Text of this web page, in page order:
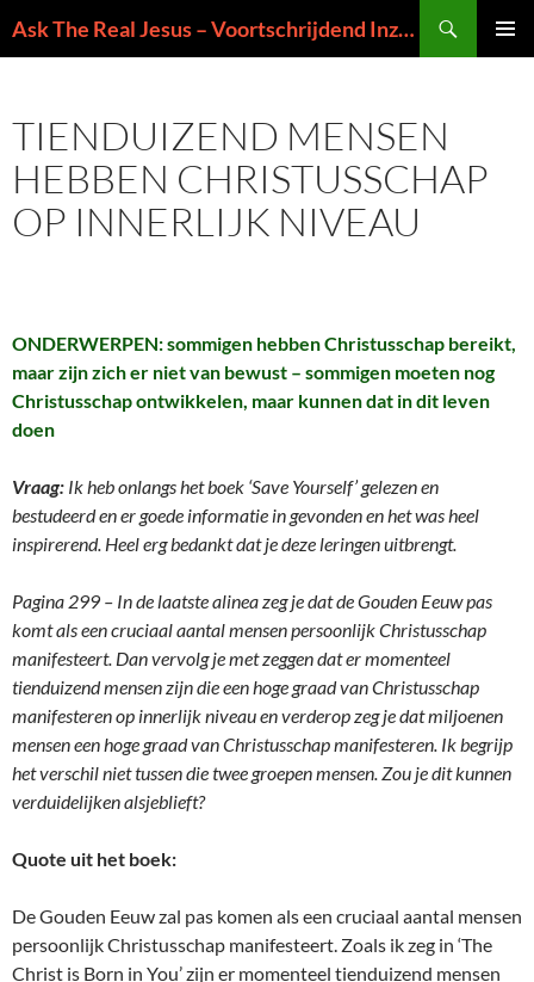
naar
Ask The Real Jesus – Voortschrijdend Inzicht in de Zin van het Leven
TIENDUIZEND MENSEN
HEBBEN CHRISTUSSCHAP
OP INNERLIJK NIVEAU
ONDERWERPEN: sommigen hebben Christusschap bereikt,
maar zijn zich er niet van bewust – sommigen moeten nog
Christusschap ontwikkelen, maar kunnen dat in dit leven
doen
Vraag: Ik heb onlangs het boek ‘Save Yourself’ gelezen en
bestudeerd en er goede informatie in gevonden en het was heel
inspirerend. Heel erg bedankt dat je deze leringen uitbrengt.
Pagina 299 – In de laatste alinea zeg je dat de Gouden Eeuw pas
komt als een cruciaal aantal mensen persoonlijk Christusschap
manifesteert. Dan vervolg je met zeggen dat er momenteel
tienduizend mensen zijn die een hoge graad van Christusschap
manifesteren op innerlijk niveau en verderop zeg je dat miljoenen
mensen een hoge graad van Christusschap manifesteren. Ik begrijp
het verschil niet tussen die twee groepen mensen. Zou je dit kunnen
verduidelijken alsjeblieft?
Quote uit het boek:
De Gouden Eeuw zal pas komen als een cruciaal aantal mensen
persoonlijk Christusschap manifesteert. Zoals ik zeg in ‘The
Christ is Born in You’ zijn er momenteel tienduizend mensen